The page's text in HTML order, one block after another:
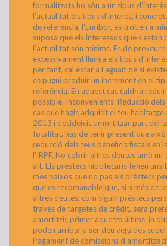
formalitzats ho són a un tipus
l’actualitat els tipus d’interès, i
de referència, l’Euribor, es troben a
suposa que els interessos que s’estan
l’actualitat són mínims. Es de
excessivament llunyà els tipus
per tant, cal estar a l’aguait de si
es pugui produir un increment en el
referència. En aquest cas caldria
possible. Inconvenients Reducció dels
cas que hagis adquirit el teu habitatge
2013 i decideixis amortitzar part del
totalitat, has de tenir present que això
reducció dels teus beneficis fiscals en
l’IRPF. No cobrir altres deutes amb un
alt. Els préstecs hipotecaris tenen uns
més baixos que no pas els préstecs
que es recomanable que, si a més de
altres deutes, com siguin préstecs
través de targetes de crèdit, serà
amortitzis primer aquests últims, ja
poden arribar a ser deu vegades
Pagament de comissions